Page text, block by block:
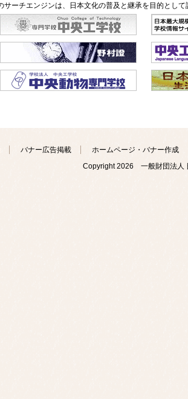
サーチエンジンは、日本文化の普及と継承を目的とし
バナー広告掲載
ホームページ・バナー作成
Copyright2026 一般財団法人